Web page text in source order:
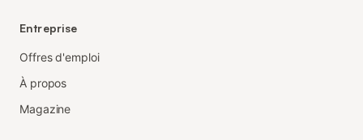
Entreprise
Offres d'emploi
À propos
Magazine